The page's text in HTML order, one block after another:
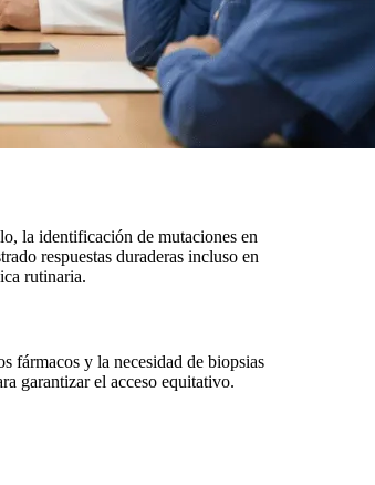
la identificación de mutaciones en
respuestas duraderas incluso en
rutinaria.
fármacos y la necesidad de biopsias
garantizar el acceso equitativo.